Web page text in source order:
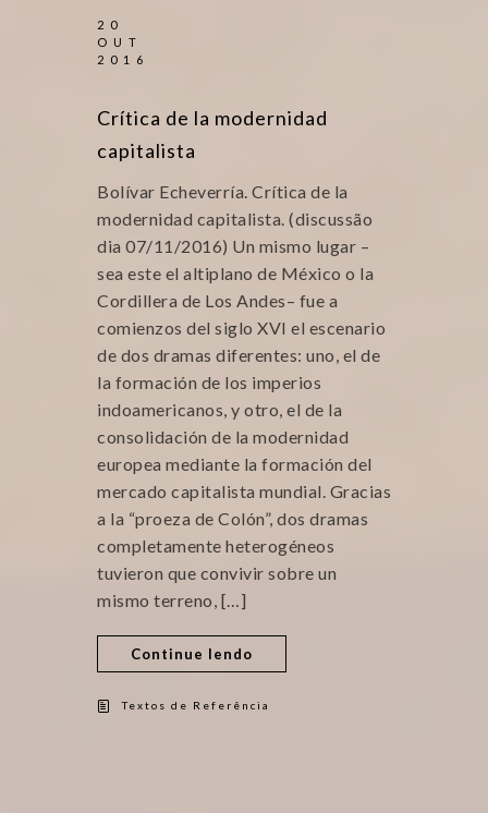
20
OUT
2016
Crítica de la modernidad
capitalista
Bolívar Echeverría. Crítica de la
modernidad capitalista. (discussão
dia 07/11/2016) Un mismo lugar –
sea este el altiplano de México o la
Cordillera de Los Andes– fue a
comienzos del siglo XVI el escenario
de dos dramas diferentes: uno, el de
la formación de los imperios
indoamericanos, y otro, el de la
consolidación de la modernidad
europea mediante la formación del
mercado capitalista mundial. Gracias
a la “proeza de Colón”, dos dramas
completamente heterogéneos
tuvieron que convivir sobre un
mismo terreno, […]
Continue lendo
Textos de Referência